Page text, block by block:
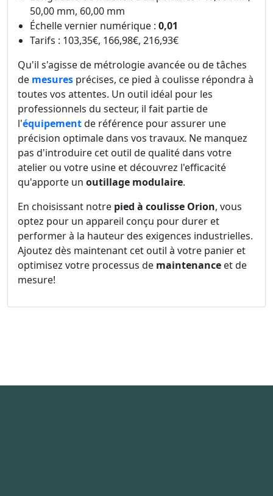
50,00 mm, 60,00 mm
Échelle vernier numérique : 0,01
Tarifs : 103,35€, 166,98€, 216,93€
Qu'il s'agisse de métrologie avancée ou de tâches
de mesures précises, ce pied à coulisse répondra à
toutes vos attentes. Un outil idéal pour les
professionnels du secteur, il fait partie de
l'équipementde référence pour assurer une
précision optimale dans vos travaux. Ne manquez
pas d'introduire cet outil de qualité dans votre
atelier ou votre usine et découvrez l'efficacité
qu'apporte un outillage modulaire.
En choisissant notre pied à coulisse Orion, vous
optez pour un appareil conçu pour durer et
performer à la hauteur des exigences industrielles.
Ajoutez dès maintenant cet outil à votre panier et
optimisez votre processus de maintenance et de
mesure!